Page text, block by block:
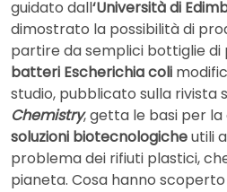
guidato dall‘Università di
dimostrato la possibilità di
partire da semplici bottiglie
batteri Escherichia coli
studio, pubblicato sulla rivista
Chemistry, getta le basi per
soluzioni biotecnologicheutili
problema dei rifiuti plastici,
pianeta. Cosa hanno